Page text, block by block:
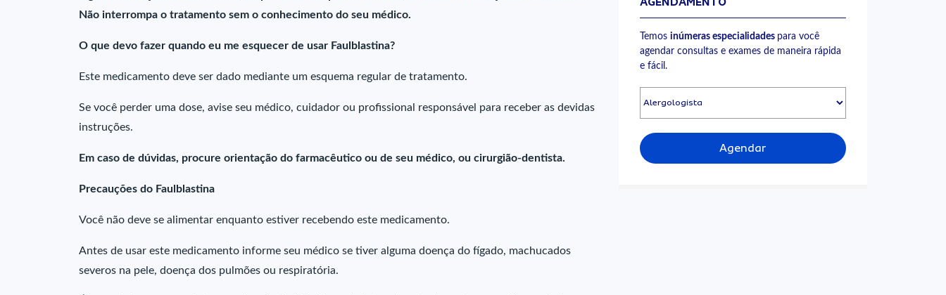
Não interrompa o tratamento sem o conhecimento do seu médico.
O que devo fazer quando eu me esquecer de usar Faulblastina?
Este medicamento deve ser dado mediante um esquema regular de tratamento.
Se você perder uma dose, avise seu médico, cuidador ou profissional responsável para receber as devidas
instruções.
Em caso de dúvidas, procure orientação do farmacêutico ou de seu médico, ou cirurgião-dentista.
Precauções do Faulblastina
Você não deve se alimentar enquanto estiver recebendo este medicamento.
Antes de usar este medicamento informe seu médico se tiver alguma doença do fígado, machucados
severos na pele, doença dos pulmões ou respiratória.
Temos inúmeras especialidades para você
agendar consultas e exames de maneira rápida
e fácil.
Agendar